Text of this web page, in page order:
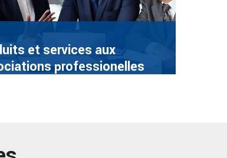
et services aux
professionelles